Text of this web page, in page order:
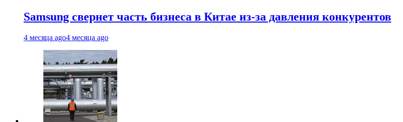
Samsung свернет часть бизнеса в Китае из-за давления конкурентов
4 месяца ago4 месяца ago